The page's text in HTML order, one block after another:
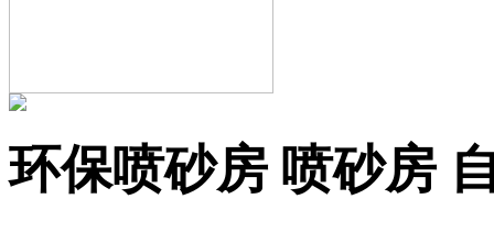
环保喷砂房 喷砂房